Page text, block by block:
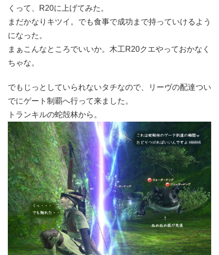
くって、R20に上げてみた。
まだかなりキツイ。でも食事で成功まで持っていけるよう
になった。
まぁこんなところでいいか。木工R20クエやっておかなく
ちゃな。
でもじっとしていられないタチなので、リーヴの配達つい
でにゲート制覇へ行って来ました。
トランキルの蛇殻林から。